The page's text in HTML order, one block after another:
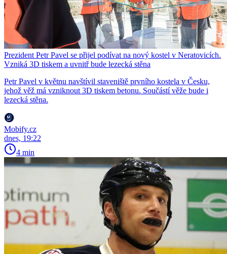
Prezident Petr Pavel se přijel podívat na nový kostel v Neratovicích.
Vzniká 3D tiskem a uvnitř bude lezecká stěna
Petr Pavel v květnu navštívil staveniště prvního kostela v Česku,
jehož věž má vzniknout 3D tiskem betonu. Součástí věže bude i
lezecká stěna.
Mobify.cz
dnes, 19:22
4 min